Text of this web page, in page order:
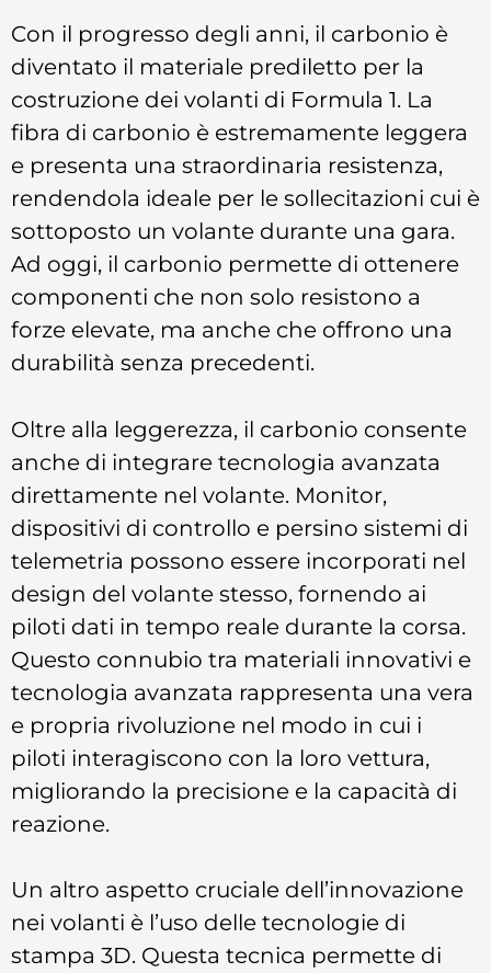
Con il progresso degli anni, il carbonio è
diventato il materiale prediletto per la
costruzione dei volanti di Formula 1. La
fibra di carbonio è estremamente leggera
e presenta una straordinaria resistenza,
rendendola ideale per le sollecitazioni cui è
sottoposto un volante durante una gara.
Ad oggi, il carbonio permette di ottenere
componenti che non solo resistono a
forze elevate, ma anche che offrono una
durabilità senza precedenti.
Oltre alla leggerezza, il carbonio consente
anche di integrare tecnologia avanzata
direttamente nel volante. Monitor,
dispositivi di controllo e persino sistemi di
telemetria possono essere incorporati nel
design del volante stesso, fornendo ai
piloti dati in tempo reale durante la corsa.
Questo connubio tra materiali innovativi e
tecnologia avanzata rappresenta una vera
e propria rivoluzione nel modo in cui i
piloti interagiscono con la loro vettura,
migliorando la precisione e la capacità di
reazione.
Un altro aspetto cruciale dell’innovazione
nei volanti è l’uso delle tecnologie di
stampa 3D. Questa tecnica permette di